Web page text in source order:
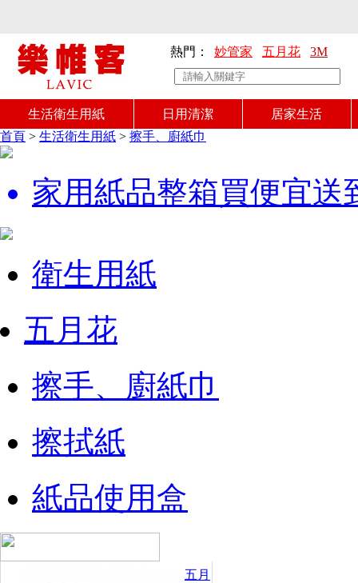
熱門： 妙管家 五月花 3M
生活衛生用紙 日用清潔
居家生活
首頁 > 生活衛生用紙 > 擦手、廚紙巾
家用紙品整箱買便宜送
衛生用紙
五月花
擦手、廚紙巾
擦拭紙
紙品使用盒
五月